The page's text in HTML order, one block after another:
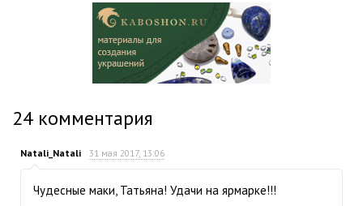
24 комментария
Natali_Natali 31 мая 2017, 13:06
Чудесные маки, Татьяна! Удачи на ярмарке!!!